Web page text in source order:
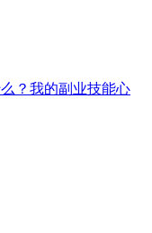
？我的副业技能心